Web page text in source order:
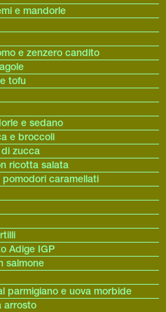
e mandorle
e zenzero candito
tofu
e sedano
e broccoli
zucca
ricotta salata
caramellati
Adige IGP
salmone
parmigiano e uova morbide
arrosto